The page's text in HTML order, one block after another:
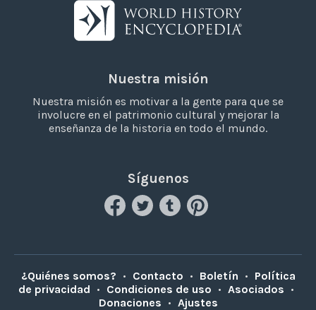
Nuestra misión
Nuestra misión es motivar a la gente para que se
involucre en el patrimonio cultural y mejorar la
enseñanza de la historia en todo el mundo.
Síguenos
¿Quiénes somos? • Contacto • Boletín • Política
de privacidad • Condiciones de uso • Asociados •
Donaciones • Ajustes